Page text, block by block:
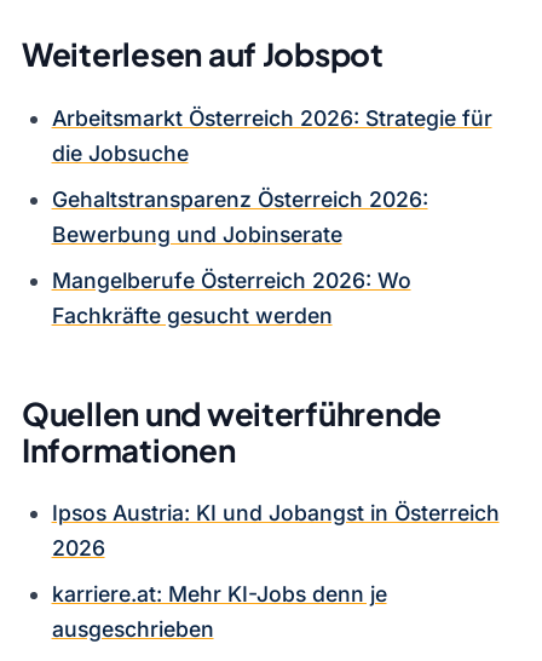
Weiterlesen auf Jobspot
Arbeitsmarkt Österreich 2026: Strategie für
die Jobsuche
Gehaltstransparenz Österreich 2026:
Bewerbung und Jobinserate
Mangelberufe Österreich 2026: Wo
Fachkräfte gesucht werden
Quellen und weiterführende
Informationen
Ipsos Austria: KI und Jobangst in Österreich
2026
karriere.at: Mehr KI-Jobs denn je
ausgeschrieben